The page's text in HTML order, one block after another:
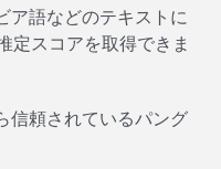
ア語などのテキストに
定スコアを取得できま
信頼されているパング